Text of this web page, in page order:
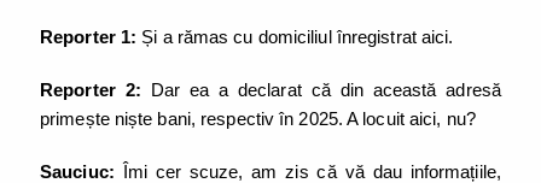
Reporter 1: Și a rămas cu domiciliul înregistrat aici.
Reporter 2: Dar ea a declarat că din această adresă
primește niște bani, respectiv în 2025. A locuit aici, nu?
Sauciuc: Îmi cer scuze, am zis că vă dau informațiile,